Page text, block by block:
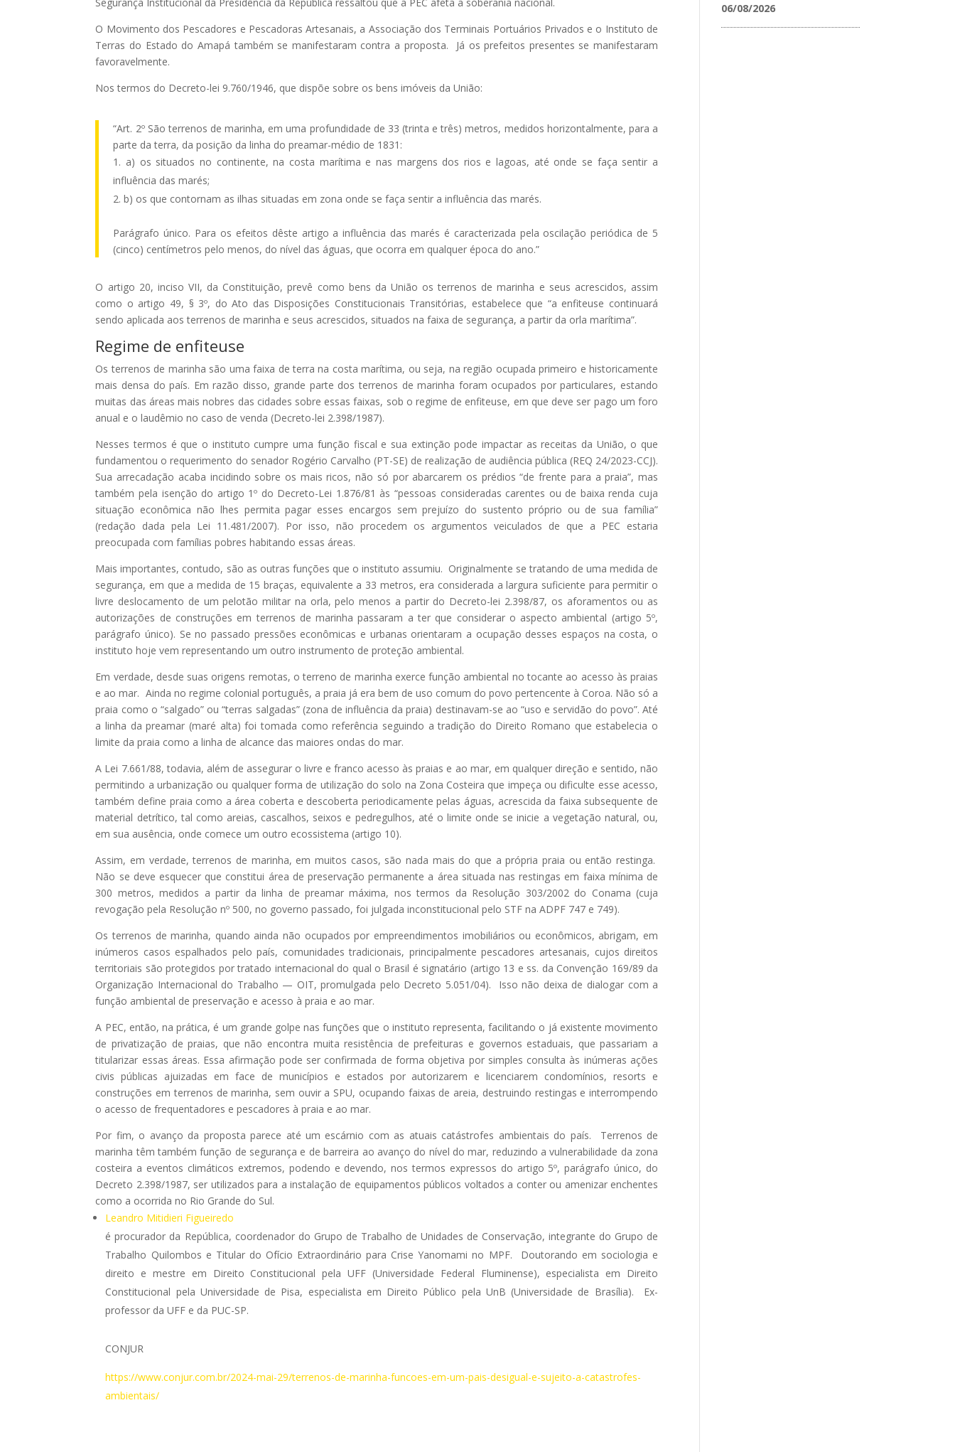
O Movimento dos Pescadores e Pescadoras Artesanais, a Associação dos Terminais Portuários Privados e o Instituto de
Terras do Estado do Amapá também se manifestaram contra a proposta. Já os prefeitos presentes se manifestaram
favoravelmente.
Nos termos do Decreto-lei 9.760/1946, que dispõe sobre os bens imóveis da União:
“Art. 2º São terrenos de marinha, em uma profundidade de 33 (trinta e três) metros, medidos horizontalmente, para a
parte da terra, da posição da linha do preamar-médio de 1831:
a) os situados no continente, na costa marítima e nas margens dos rios e lagoas, até onde se faça sentir a
influência das marés;
b) os que contornam as ilhas situadas em zona onde se faça sentir a influência das marés.
Parágrafo único. Para os efeitos dêste artigo a influência das marés é caracterizada pela oscilação periódica de 5
(cinco) centímetros pelo menos, do nível das águas, que ocorra em qualquer época do ano.”
O artigo 20, inciso VII, da Constituição, prevê como bens da União os terrenos de marinha e seus acrescidos, assim
como o artigo 49, § 3º, do Ato das Disposições Constitucionais Transitórias, estabelece que “a enfiteuse continuará
sendo aplicada aos terrenos de marinha e seus acrescidos, situados na faixa de segurança, a partir da orla marítima”.
Regime de enfiteuse
Os terrenos de marinha são uma faixa de terra na costa marítima, ou seja, na região ocupada primeiro e historicamente
mais densa do país. Em razão disso, grande parte dos terrenos de marinha foram ocupados por particulares, estando
muitas das áreas mais nobres das cidades sobre essas faixas, sob o regime de enfiteuse, em que deve ser pago um foro
anual e o laudêmio no caso de venda (Decreto-lei 2.398/1987).
Nesses termos é que o instituto cumpre uma função fiscal e sua extinção pode impactar as receitas da União, o que
fundamentou o requerimento do senador Rogério Carvalho (PT-SE) de realização de audiência pública (REQ 24/2023-CCJ).
Sua arrecadação acaba incidindo sobre os mais ricos, não só por abarcarem os prédios “de frente para a praia”, mas
também pela isenção do artigo 1º do Decreto-Lei 1.876/81 às “pessoas consideradas carentes ou de baixa renda cuja
situação econômica não lhes permita pagar esses encargos sem prejuízo do sustento próprio ou de sua família”
(redação dada pela Lei 11.481/2007). Por isso, não procedem os argumentos veiculados de que a PEC estaria
preocupada com famílias pobres habitando essas áreas.
Mais importantes, contudo, são as outras funções que o instituto assumiu. Originalmente se tratando de uma medida de
segurança, em que a medida de 15 braças, equivalente a 33 metros, era considerada a largura suficiente para permitir o
livre deslocamento de um pelotão militar na orla, pelo menos a partir do Decreto-lei 2.398/87, os aforamentos ou as
autorizações de construções em terrenos de marinha passaram a ter que considerar o aspecto ambiental (artigo 5º,
parágrafo único). Se no passado pressões econômicas e urbanas orientaram a ocupação desses espaços na costa, o
instituto hoje vem representando um outro instrumento de proteção ambiental.
Em verdade, desde suas origens remotas, o terreno de marinha exerce função ambiental no tocante ao acesso às praias
e ao mar. Ainda no regime colonial português, a praia já era bem de uso comum do povo pertencente à Coroa. Não só a
praia como o “salgado” ou “terras salgadas” (zona de influência da praia) destinavam-se ao “uso e servidão do povo”. Até
a linha da preamar (maré alta) foi tomada como referência seguindo a tradição do Direito Romano que estabelecia o
limite da praia como a linha de alcance das maiores ondas do mar.
A Lei 7.661/88, todavia, além de assegurar o livre e franco acesso às praias e ao mar, em qualquer direção e sentido, não
permitindo a urbanização ou qualquer forma de utilização do solo na Zona Costeira que impeça ou dificulte esse acesso,
também define praia como a área coberta e descoberta periodicamente pelas águas, acrescida da faixa subsequente de
material detrítico, tal como areias, cascalhos, seixos e pedregulhos, até o limite onde se inicie a vegetação natural, ou,
em sua ausência, onde comece um outro ecossistema (artigo 10).
Assim, em verdade, terrenos de marinha, em muitos casos, são nada mais do que a própria praia ou então restinga.
Não se deve esquecer que constitui área de preservação permanente a área situada nas restingas em faixa mínima de
300 metros, medidos a partir da linha de preamar máxima, nos termos da Resolução 303/2002 do Conama (cuja
revogação pela Resolução nº 500, no governo passado, foi julgada inconstitucional pelo STF na ADPF 747 e 749).
Os terrenos de marinha, quando ainda não ocupados por empreendimentos imobiliários ou econômicos, abrigam, em
inúmeros casos espalhados pelo país, comunidades tradicionais, principalmente pescadores artesanais, cujos direitos
territoriais são protegidos por tratado internacional do qual o Brasil é signatário (artigo 13 e ss. da Convenção 169/89 da
Organização Internacional do Trabalho — OIT, promulgada pelo Decreto 5.051/04). Isso não deixa de dialogar com a
função ambiental de preservação e acesso à praia e ao mar.
A PEC, então, na prática, é um grande golpe nas funções que o instituto representa, facilitando o já existente movimento
de privatização de praias, que não encontra muita resistência de prefeituras e governos estaduais, que passariam a
titularizar essas áreas. Essa afirmação pode ser confirmada de forma objetiva por simples consulta às inúmeras ações
civis públicas ajuizadas em face de municípios e estados por autorizarem e licenciarem condomínios, resorts e
construções em terrenos de marinha, sem ouvir a SPU, ocupando faixas de areia, destruindo restingas e interrompendo
o acesso de frequentadores e pescadores à praia e ao mar.
Por fim, o avanço da proposta parece até um escárnio com as atuais catástrofes ambientais do país. Terrenos de
marinha têm também função de segurança e de barreira ao avanço do nível do mar, reduzindo a vulnerabilidade da zona
costeira a eventos climáticos extremos, podendo e devendo, nos termos expressos do artigo 5º, parágrafo único, do
Decreto 2.398/1987, ser utilizados para a instalação de equipamentos públicos voltados a conter ou amenizar enchentes
como a ocorrida no Rio Grande do Sul.
Leandro Mitidieri Figueiredo
é procurador da República, coordenador do Grupo de Trabalho de Unidades de Conservação, integrante do Grupo de
Trabalho Quilombos e Titular do Ofício Extraordinário para Crise Yanomami no MPF. Doutorando em sociologia e
direito e mestre em Direito Constitucional pela UFF (Universidade Federal Fluminense), especialista em Direito
Constitucional pela Universidade de Pisa, especialista em Direito Público pela UnB (Universidade de Brasília). Ex-
professor da UFF e da PUC-SP.
CONJUR
https://www.conjur.com.br/2024-mai-29/terrenos-de-marinha-funcoes-em-um-pais-desigual-e-sujeito-a-catastrofes-
ambientais/
06/08/2026